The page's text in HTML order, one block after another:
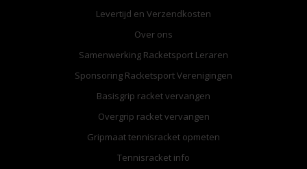
Levertijd en Verzendkosten
Over ons
Samenwerking Racketsport Leraren
Sponsoring Racketsport Verenigingen
Basisgrip racket vervangen
Overgrip racket vervangen
Gripmaat tennisracket opmeten
Tennisracket info